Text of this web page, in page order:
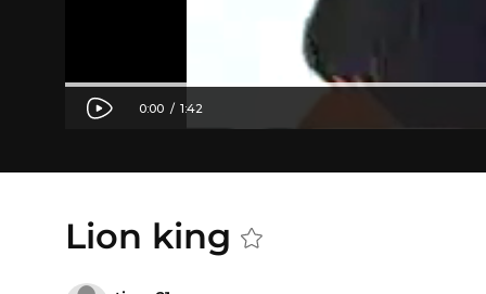
Lion king